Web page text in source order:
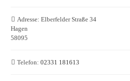
Adresse: Elberfelder Straße 34
Hagen
58095
Telefon: 02331 181613